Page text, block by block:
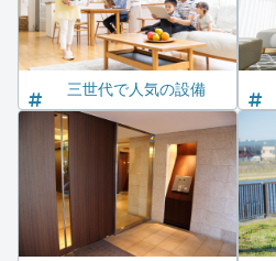
三世代で人気の設備